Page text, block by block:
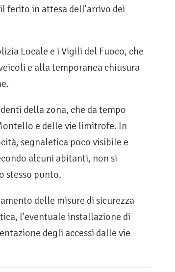
ferito in attesa dell’arrivo dei
Locale e i Vigili del Fuoco, che
e alla temporanea chiusura
della zona, che da tempo
e delle vie limitrofe. In
segnaletica poco visibile e
alcuni abitanti, non si
stesso punto.
delle misure di sicurezza
l’eventuale installazione di
degli accessi dalle vie